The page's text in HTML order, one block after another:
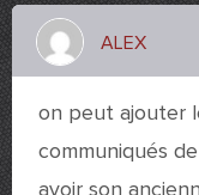
ALEX
on peut ajouter
communiqués
avoir son